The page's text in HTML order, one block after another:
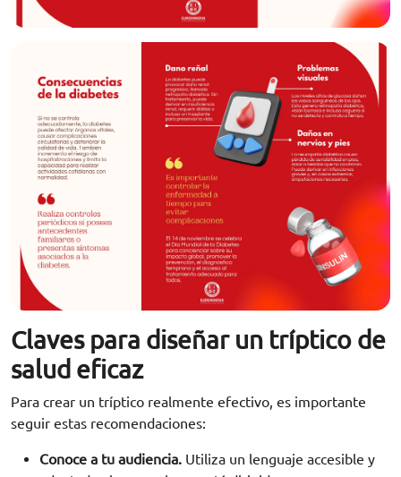
Claves para diseñar un tríptico de
salud eficaz
Para crear un tríptico realmente efectivo, es importante
seguir estas recomendaciones:
Conoce a tu audiencia. Utiliza un lenguaje accesible y